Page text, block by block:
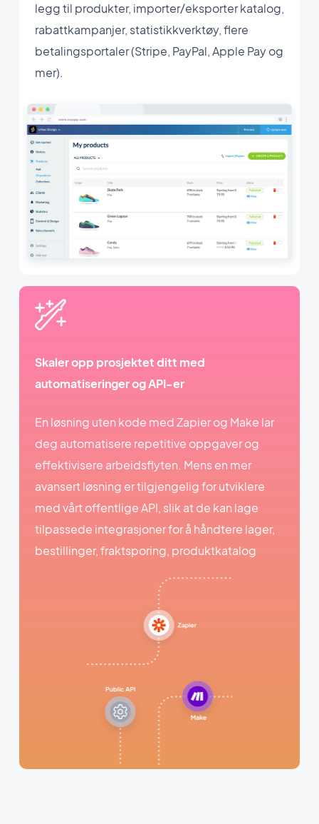
legg til produkter, importer/eksporter katalog,
rabattkampanjer, statistikkverktøy, flere
betalingsportaler (Stripe, PayPal, Apple Pay og
mer).
Skaler opp prosjektet ditt med
automatiseringer og API-er
En løsning uten kode med Zapier og Make lar
deg automatisere repetitive oppgaver og
effektivisere arbeidsflyten. Mens en mer
avansert løsning er tilgjengelig for utviklere
med vårt offentlige API, slik at de kan lage
tilpassede integrasjoner for å håndtere lager,
bestillinger, fraktsporing, produktkatalog